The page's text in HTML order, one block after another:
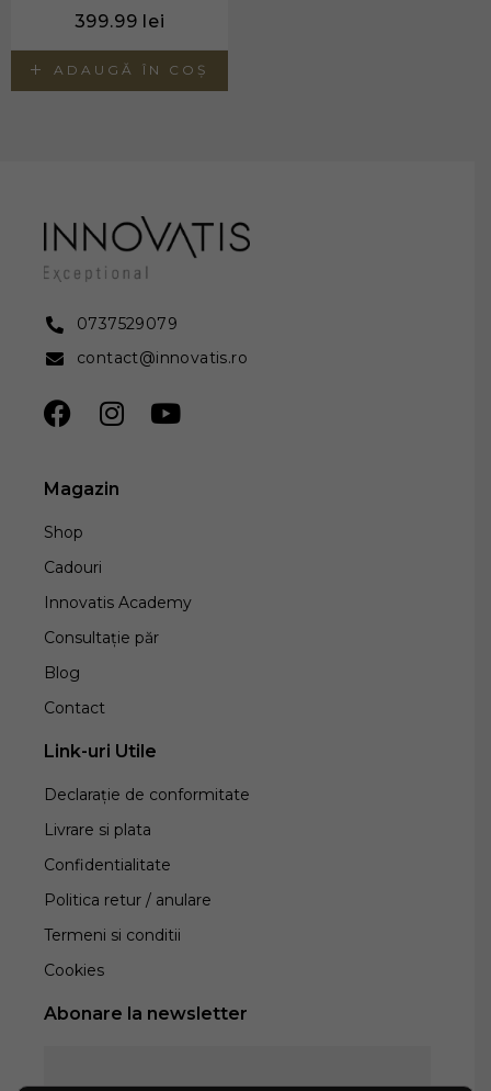
ADAUGĂ ÎN COȘ
399.99 lei
0737529079
contact@innovatis.ro
Magazin
Shop
Cadouri
Innovatis Academy
Consultație păr
Blog
Contact
Link-uri Utile
Declarație de conformitate
Livrare si plata
Confidentialitate
Politica retur / anulare
Termeni si conditii
Cookies
Abonare la newsletter